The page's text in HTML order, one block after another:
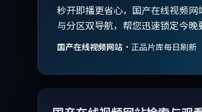
秒开即播更省心，国产在线视频
与分区双导航，帮您迅速锁定今晚
国产在线视频网站 · 正品片库每日刷新